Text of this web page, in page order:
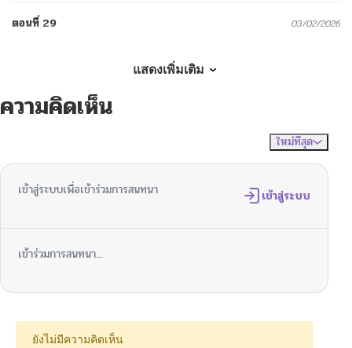
ตอนที่ 29 03/02/2026
ตอนที่ 27
12/29/2025
ตอนที่ 25 12/18/2025
12/09/2025
ตอนที่ 22 12/09/2025
แสดงเพิ่มเติม
ความคิดเห็น
ใหม่ที่สุด
เข้าสู่ระบบเพื่อเข้าร่วมการสนทนา เข้าสู่ระบบ
เข้าร่วมการสนทนา...
ยังไม่มีความคิดเห็น